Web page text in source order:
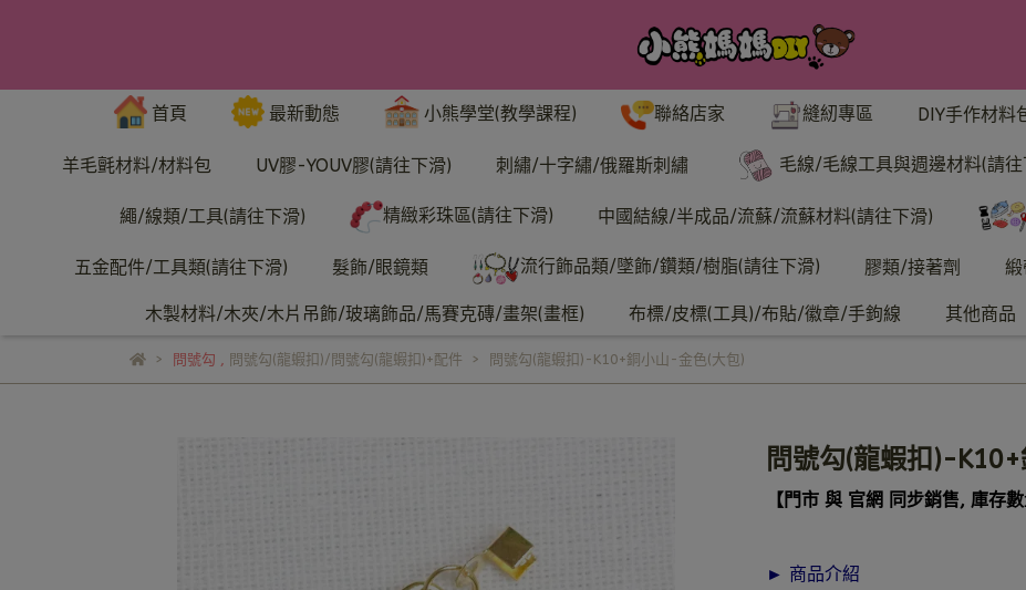
首頁 最新動態 小熊學堂(教學課程) 聯絡店家 縫紉專區 DIY手作材料
羊毛氈材料/材料包 UV膠-YOUV膠(請往下滑) 刺繡/十字繡/俄羅斯刺繡 毛線/毛線工具與週邊材料(請往
繩/線類/工具(請往下滑) 精緻彩珠區(請往下滑) 中國結線/半成品/流蘇/流蘇材料(請往下滑)
五金配件/工具類(請往下滑) 髮飾/眼鏡類 流行飾品類/墜飾/鑽類/樹脂(請往下滑) 膠類/接著劑
木製材料/木夾/木片吊飾/玻璃飾品/馬賽克磚/畫架(畫框) 布標/皮標(工具)/布貼/徽章/手鉤線 其他商品
問號勾 , 問號勾(龍蝦扣)/問號勾(龍蝦扣)+配件 問號勾(龍蝦扣)-K10+銅小山-金色(大包)
問號勾(龍蝦扣)-
【門市 與 官網 同步銷售, 庫存數
► 商品介紹